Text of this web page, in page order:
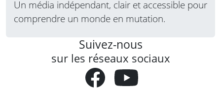
Un média indépendant, clair et accessible pour
comprendre un monde en mutation.
Suivez-nous
sur les réseaux sociaux